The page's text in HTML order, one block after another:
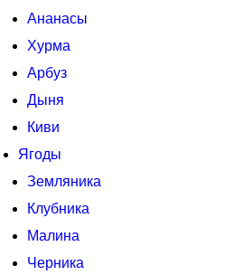
Ананасы
Хурма
Арбуз
Дыня
Киви
Ягоды
Земляника
Клубника
Малина
Черника